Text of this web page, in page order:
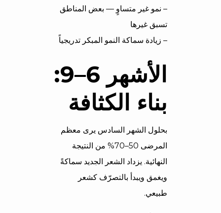
– نمو غير متساوٍ — بعض المناطق
تسبق غيرها
– زيادة سماكة النمو المبكر تدريجياً
الأشهر 6–9:
بناء الكثافة
بحلول الشهر السادس يرى معظم
المرضى 50–70% من النتيجة
النهائية. يزداد الشعر الجديد سماكةً
ويغمق ويبدأ بالتصرّف كشعر
طبيعي.